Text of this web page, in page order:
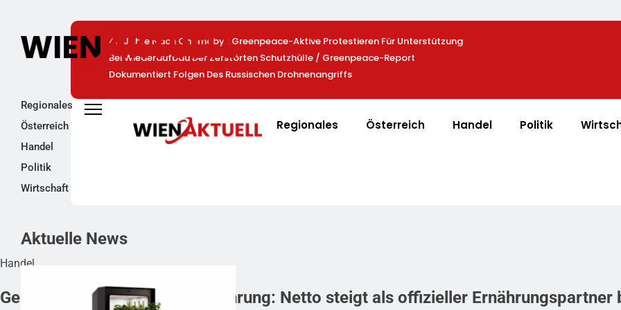
40 Jahre Nach Chornobyl: Greenpeace-Aktive Protestieren Für Unterstützung
Bei Wiederaufbau Der Zerstörten Schutzhülle / Greenpeace-Report
Dokumentiert Folgen Des Russischen Drohnenangriffs
Heißer Saisonauftakt Im All-
Regionales
Österreich
Handel
Politik
Wirtschaft
Aktuelle News
Regionales Österreich Handel Politik
Handel
Gemeinsam für bewusste Ernährung: Netto steigt als offizieller Ernährungspartner